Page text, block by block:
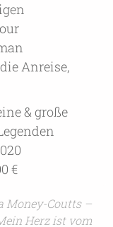
Anreise,
& große
€
Money-Coutts –
Herz ist vom